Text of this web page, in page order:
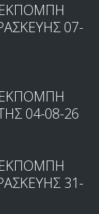
07-
04-08-26
31-